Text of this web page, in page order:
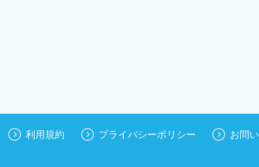
利用規約 プライバシーポリシー お問